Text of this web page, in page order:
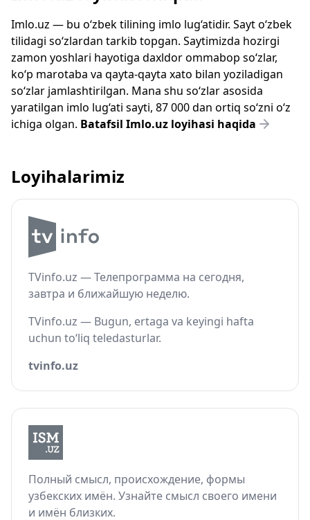
Imlo.uz — bu o‘zbek tilining imlo lug‘atidir. Sayt o‘zbek
tilidagi so‘zlardan tarkib topgan. Saytimizda hozirgi
zamon yoshlari hayotiga daxldor ommabop so‘zlar,
ko‘p marotaba va qayta-qayta xato bilan yoziladigan
so‘zlar jamlashtirilgan. Mana shu so‘zlar asosida
yaratilgan imlo lug‘ati sayti, 87 000 dan ortiq so‘zni o‘z
ichiga olgan. Batafsil Imlo.uz loyihasi haqida
Loyihalarimiz
TVinfo.uz — Телепрограмма на сегодня,
завтра и ближайшую неделю.
TVinfo.uz — Bugun, ertaga va keyingi hafta
uchun to‘liq teledasturlar.
tvinfo.uz
Полный смысл, происхождение, формы
узбекских имён. Узнайте смысл своего имени
и имён близких.